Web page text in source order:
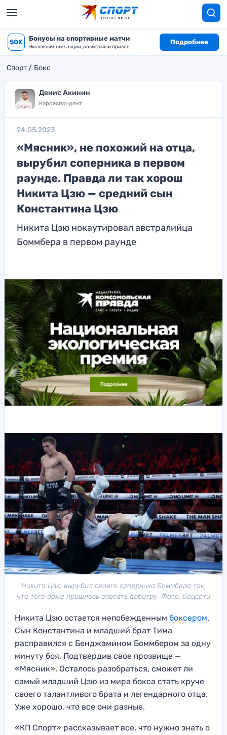
50K Бонусы на спортивные матчи
Эксклюзивные акции, розыгрыши призов
Подробнее
Спорт Бокс
Денис Акинин
Корреспондент
24.05.2023
«Мясник», не похожий на отца,
вырубил соперника в первом
раунде. Правда ли так хорош
Никита Цзю — средний сын
Константина Цзю
Никита Цзю нокаутировал австралийца
Боммбера в первом раунде
Никита Цзю вырубил своего соперника Боммбера так,
что того даже пришлось спасать арбитру. Фото: Соцсети
Никита Цзю остается непобежденным боксером.
Сын Константина и младший брат Тима
расправился с Бенджамином Боммбером за одну
минуту боя. Подтвердив свое прозвище —
«Мясник». Осталось разобраться, сможет ли
самый младший Цзю из мира бокса стать круче
своего талантливого брата и легендарного отца.
Уже хорошо, что все они разные.
«КП Спорт» рассказывает все, что нужно знать о